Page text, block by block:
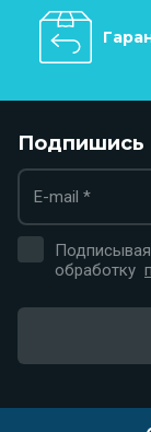
Подпишись
обработку